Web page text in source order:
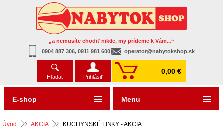
„a nemusíte chodiť nikde, my prídeme k Vám...“
0904 887 306, 0911 981 600
operator@nabytokshop.sk
Hľadať Prihlásiť
0,00 €
Úvod AKCIA KUCHYNSKÉ LINKY - AKCIA
E-shop Menu